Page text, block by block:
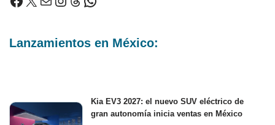
Lanzamientos en México:
Kia EV3 2027: el nuevo SUV eléctrico de
gran autonomía inicia ventas en México